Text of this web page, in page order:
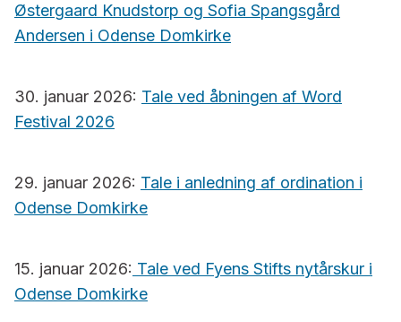
Østergaard Knudstorp og Sofia Spangsgård
Andersen i Odense Domkirke
30. januar 2026: Tale ved åbningen af Word
Festival 2026
29. januar 2026: Tale i anledning af ordination i
Odense Domkirke
15. januar 2026: Tale ved Fyens Stifts nytårskur i
Odense Domkirke